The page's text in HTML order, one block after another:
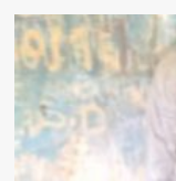
APRESENTADO
PLANO
DIRECTOR
DOS
MUNICÍPIOS